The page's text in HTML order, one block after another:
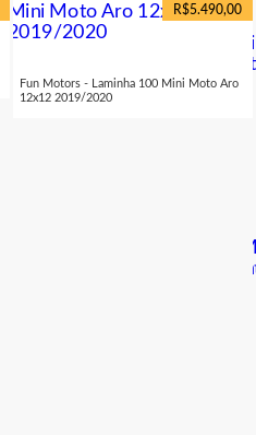
R$5.490,00
Fun Motors - Laminha 100 Mini Moto Aro
12x12 2019/2020